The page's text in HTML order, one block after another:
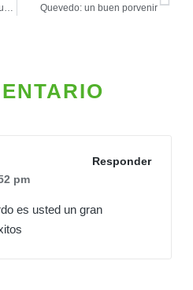
Los semáforos no son más que un pretexto Quevedo: un buen porvenir
Responder
pm
es usted un gran